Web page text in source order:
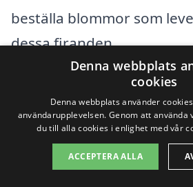
beställa blommor som
dessa firanden.
Överraskningar
att”
Ibland behöver man inte
Denna webbplats
cookies
Denna webbplats använder
användarupplevelsen. Genom att använda
du till alla cookies i enlighet med vår
ACCEPTERA ALLA